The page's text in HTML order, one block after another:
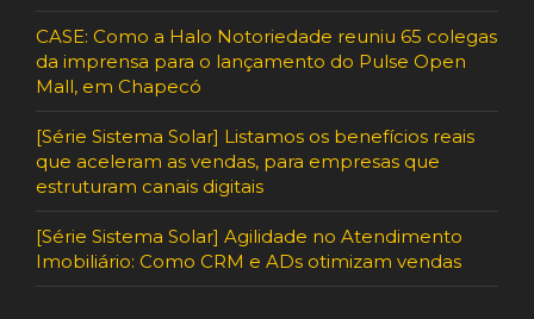
CASE: Como a Halo Notoriedade reuniu 65 colegas
da imprensa para o lançamento do Pulse Open
Mall, em Chapecó
[Série Sistema Solar] Listamos os benefícios reais
que aceleram as vendas, para empresas que
estruturam canais digitais
[Série Sistema Solar] Agilidade no Atendimento
Imobiliário: Como CRM e ADs otimizam vendas